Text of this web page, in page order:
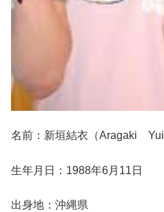
名前：新垣結衣（Aragaki Yui
生年月日：1988年6月11日
出身地：沖縄県